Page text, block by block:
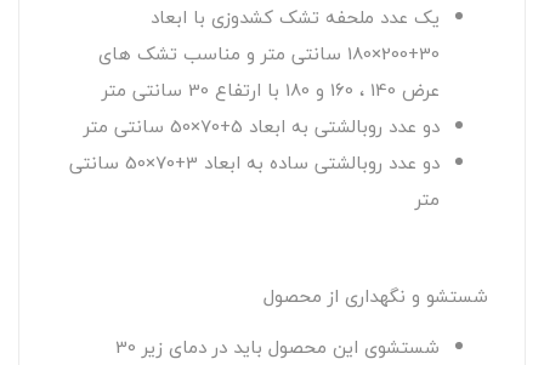
یک عدد ملحفه تشک کشدوزی با ابعاد
30+200×180 سانتی متر و مناسب تشک های
عرض 140 ، 160 و 180 با ارتفاع 30 سانتی متر
دو عدد روبالشتی به ابعاد 5+70×50 سانتی متر
دو عدد روبالشتی ساده به ابعاد 3+70×50 سانتی
متر
شستشو و نگهداری از محصول
شستشوی این محصول باید در دمای زیر 30